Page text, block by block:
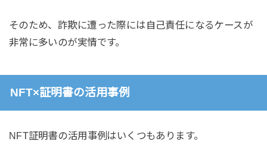
そのため、詐欺に遭った際には自己責任になるケースが
非常に多いのが実情です。
NFT×証明書の活用事例
NFT証明書の活用事例はいくつもあります。